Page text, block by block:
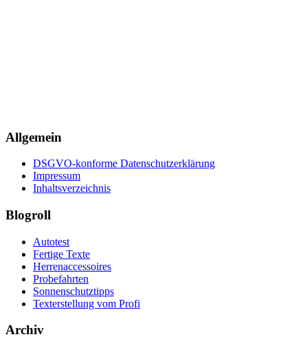
Allgemein
DSGVO-konforme Datenschutzerklärung
Impressum
Inhaltsverzeichnis
Blogroll
Autotest
Fertige Texte
Herrenaccessoires
Probefahrten
Sonnenschutztipps
Texterstellung vom Profi
Archiv